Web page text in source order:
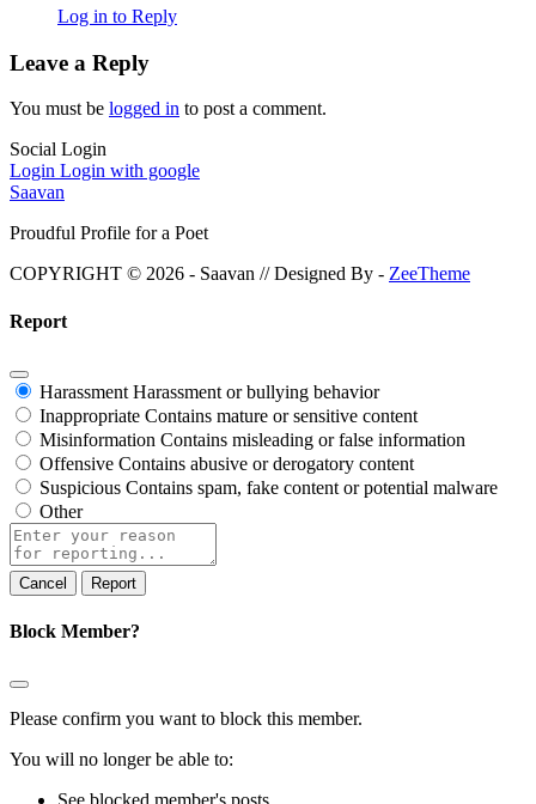
Log in to Reply
Leave a Reply
You must be logged in to post a comment.
Social Login
Login Login with google
Saavan
Proudful Profile for a Poet
COPYRIGHT © 2026 - Saavan // Designed By - ZeeTheme
Report
Harassment Harassment or bullying behavior
Inappropriate Contains mature or sensitive content
Misinformation Contains misleading or false information
Offensive Contains abusive or derogatory content
Suspicious Contains spam, fake content or potential malware
Other
Report
note
Report
Block Member?
Please confirm you want to block this member.
You will no longer be able to: